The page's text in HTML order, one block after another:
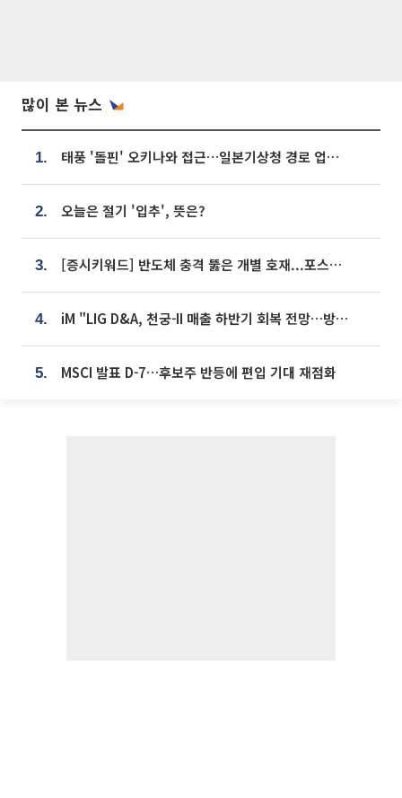
많이 본 뉴스
1. 태풍 '돌핀' 오키나와 접근…일본기상청 경로 업데이트
2. 오늘은 절기 '입추', 뜻은?
3. [증시키워드] 반도체 충격 뚫은 개별 호재...포스코퓨처엠·에코프로·한화솔루션 '눈길'
4. iM "LIG D&A, 천궁-II 매출 하반기 회복 전망…방산 톱픽 유지"
5. MSCI 발표 D-7…후보주 반등에 편입 기대 재점화